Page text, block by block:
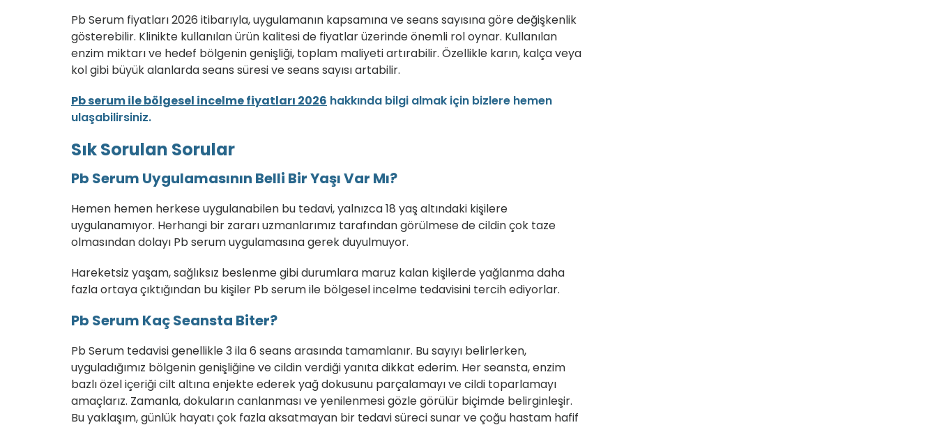
Pb Serum fiyatları 2026 itibarıyla, uygulamanın kapsamına ve seans sayısına göre değişkenlik
gösterebilir. Klinikte kullanılan ürün kalitesi de fiyatlar üzerinde önemli rol oynar. Kullanılan
enzim miktarı ve hedef bölgenin genişliği, toplam maliyeti artırabilir. Özellikle karın, kalça veya
kol gibi büyük alanlarda seans süresi ve seans sayısı artabilir.
Pb serum ile bölgesel incelme fiyatları 2026 hakkında bilgi almak için bizlere hemen
ulaşabilirsiniz.
Sık Sorulan Sorular
Pb Serum Uygulamasının Belli Bir Yaşı Var Mı?
Hemen hemen herkese uygulanabilen bu tedavi, yalnızca 18 yaş altındaki kişilere
uygulanamıyor. Herhangi bir zararı uzmanlarımız tarafından görülmese de cildin çok taze
olmasından dolayı Pb serum uygulamasına gerek duyulmuyor.
Hareketsiz yaşam, sağlıksız beslenme gibi durumlara maruz kalan kişilerde yağlanma daha
fazla ortaya çıktığından bu kişiler Pb serum ile bölgesel incelme tedavisini tercih ediyorlar.
Pb Serum Kaç Seansta Biter?
Pb Serum tedavisi genellikle 3 ila 6 seans arasında tamamlanır. Bu sayıyı belirlerken,
uyguladığımız bölgenin genişliğine ve cildin verdiği yanıta dikkat ederim. Her seansta, enzim
bazlı özel içeriği cilt altına enjekte ederek yağ dokusunu parçalamayı ve cildi toparlamayı
amaçlarız. Zamanla, dokuların canlanması ve yenilenmesi gözle görülür biçimde belirginleşir.
Bu yaklaşım, günlük hayatı çok fazla aksatmayan bir tedavi süreci sunar ve çoğu hastam hafif